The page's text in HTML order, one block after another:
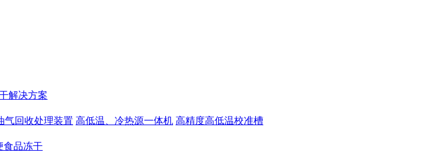
解决方案
气回收处理装置 高低温、冷热源一体机 高精度高低温校准槽
食品冻干